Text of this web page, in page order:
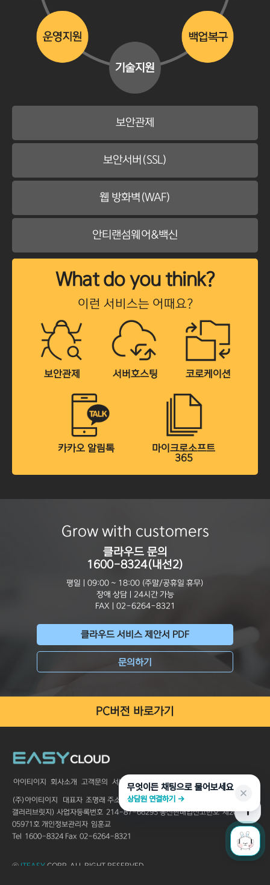
보안관제
보안서버(SSL)
웹 방화벽(WAF)
안티랜섬웨어&백신
What do you think?
이런 서비스는 어때요?
보안관제 서버호스팅 코로케이션
카카오 알림톡
마이크로소프트
365
Grow with customers
클라우드 문의
1600-8324(내선2)
평일 | 09:00 ~ 18:00 (주말/공휴일 휴무)
장애 상담 | 24시간 가능
FAX | 02-6264-8321
클라우드 서비스 제안서 PDF
문의하기
PC버전 바로가기
아이티이지 회사소개 고객문의 서비스 이용약관 개인정보처리방침
(주)아이티이지 대표자 조명래 주소
서울특별시 서초구 서초대로 250 3층 (스타
갤러리브릿지) 사업자등록번호 214-87-66295통신판매업신고번호 제2005-
05971호 개인정보관리자 임훈교
Tel 1600-8324 Fax 02-6264-8321
ⓒ ITEASY CORP. ALL RIGHT RESERVED.
무엇이든 채팅으로 물어보세요
상담원 연결하기 →